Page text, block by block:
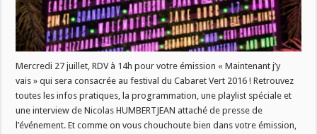
Mercredi 27 juillet, RDV à 14h pour votre émission « Maintenant j’y
vais » qui sera consacrée au festival du Cabaret Vert 2016 ! Retrouvez
toutes les infos pratiques, la programmation, une playlist spéciale et
une interview de Nicolas HUMBERTJEAN attaché de presse de
l’événement. Et comme on vous chouchoute bien dans votre émission,